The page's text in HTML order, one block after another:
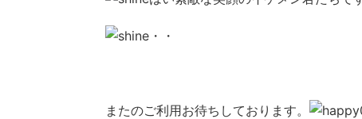
・・
またのご利用お待ちしております。